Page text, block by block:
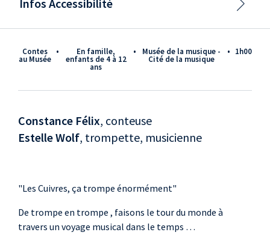
Contes
au Musée
• En famille,
enfants de 4 à 12
ans
• Musée de la musique -
Cité de la musique
• 1h00
Constance Félix, conteuse
Estelle Wolf, trompette, musicienne
"Les Cuivres, ça trompe énormément"
De trompe en trompe , faisons le tour du monde à
travers un voyage musical dans le temps …
Infos Accessibilité